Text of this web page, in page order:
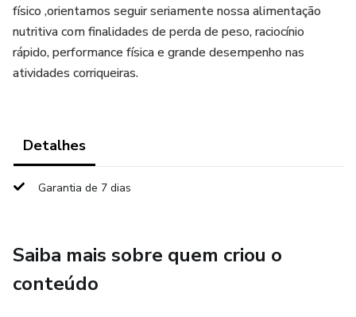
físico ,orientamos seguir seriamente nossa alimentação
nutritiva com finalidades de perda de peso, raciocínio
rápido, performance física e grande desempenho nas
atividades corriqueiras.
Detalhes
Garantia de 7 dias
Saiba mais sobre quem criou o
conteúdo